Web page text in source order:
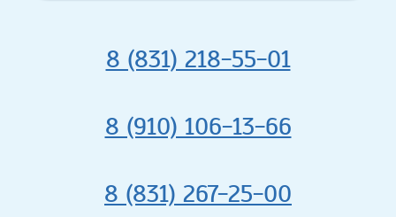
8 (831) 218-55-01
8 (910) 106-13-66
8 (831) 267-25-00